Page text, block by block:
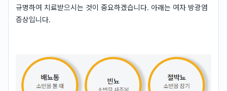
규명하여 치료받으시는 것이 중요하겠습니다. 아래는 여자 방광염
증상입니다.